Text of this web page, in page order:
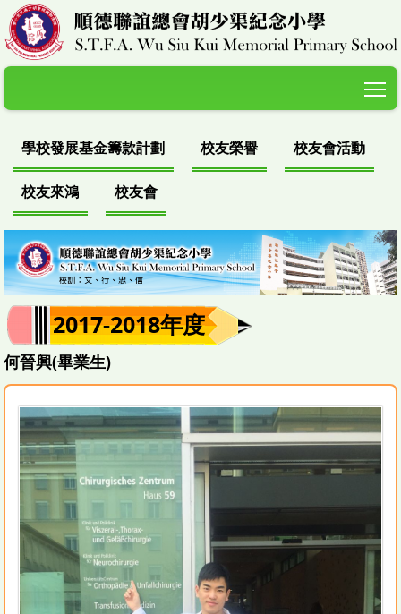
學校發展基金籌款計劃 校友榮譽 校友會活動
校友來鴻 校友會
2017-2018年度
何晉興(畢業生)